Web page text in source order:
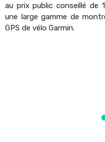
au prix public conseillé de
une large gamme de
GPS de vélo Garmin.